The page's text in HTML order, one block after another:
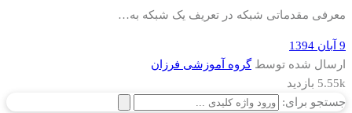
معرفی مقدماتی شبکه در تعریف یک شبکه به…
9 آبان 1394
ارسال شده توسطگروه آموزشی فرزان
5.55k بازدید
جستجو برای: